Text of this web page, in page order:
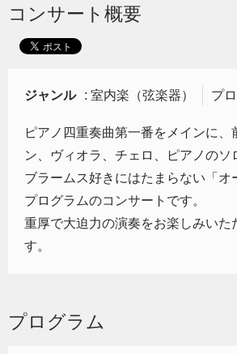
コンサート概要
ジャンル : 室内楽（弦楽器） プ
ピアノ四重奏曲第一番をメインに、
ン、ヴィオラ、チェロ、ピアノのソ
ブラームス好きにはたまらない「オ
プログラムのコンサートです。
重厚で大迫力の演奏をお楽しみいた
す。
プログラム